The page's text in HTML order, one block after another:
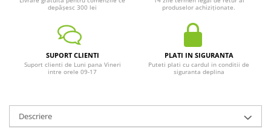
depășesc 300 lei
produselor achiziționate.
SUPORT CLIENTI
Suport clienti de Luni pana Vineri
intre orele 09-17
PLATI IN SIGURANTA
Puteti plati cu cardul in conditii de
siguranta deplina
Descriere